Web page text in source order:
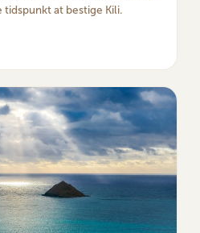
at bestige Kili.